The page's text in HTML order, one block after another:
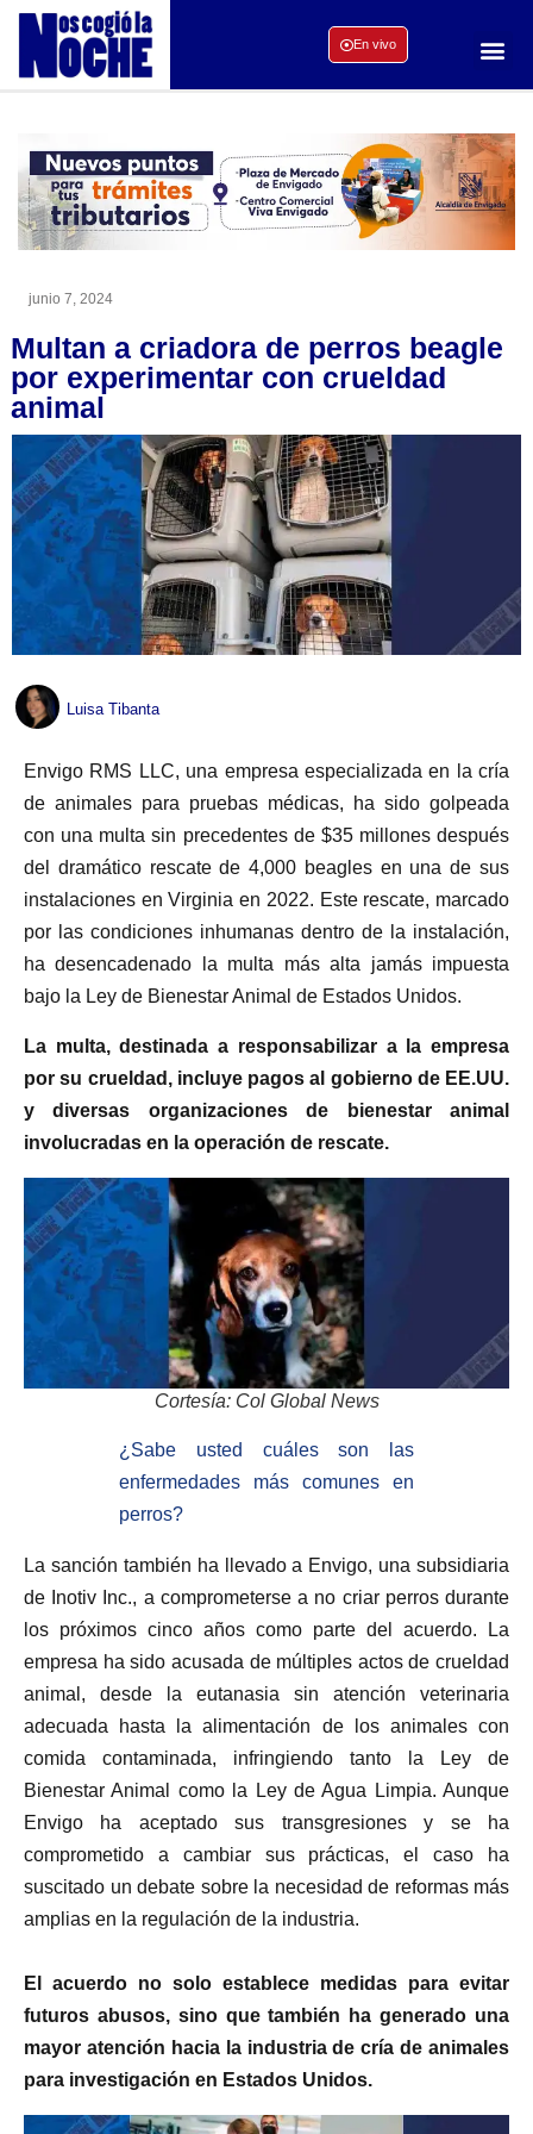
En vivo
junio 7, 2024
Multan a criadora de perros beagle
por experimentar con crueldad
animal
Luisa Tibanta
Envigo RMS LLC, una empresa especializada en la cría
de animales para pruebas médicas, ha sido golpeada
con una multa sin precedentes de $35 millones después
del dramático rescate de 4,000 beagles en una de sus
instalaciones en Virginia en 2022. Este rescate, marcado
por las condiciones inhumanas dentro de la instalación,
ha desencadenado la multa más alta jamás impuesta
bajo la Ley de Bienestar Animal de Estados Unidos.
La multa, destinada a responsabilizar a la empresa
por su crueldad, incluye pagos al gobierno de EE.UU.
y diversas organizaciones de bienestar animal
involucradas en la operación de rescate.
Cortesía: Col Global News
¿Sabe usted cuáles son las
enfermedades más comunes en
perros?
La sanción también ha llevado a Envigo, una subsidiaria
de Inotiv Inc., a comprometerse a no criar perros durante
los próximos cinco años como parte del acuerdo. La
empresa ha sido acusada de múltiples actos de crueldad
animal, desde la eutanasia sin atención veterinaria
adecuada hasta la alimentación de los animales con
comida contaminada, infringiendo tanto la Ley de
Bienestar Animal como la Ley de Agua Limpia. Aunque
Envigo ha aceptado sus transgresiones y se ha
comprometido a cambiar sus prácticas, el caso ha
suscitado un debate sobre la necesidad de reformas más
amplias en la regulación de la industria.
El acuerdo no solo establece medidas para evitar
futuros abusos, sino que también ha generado una
mayor atención hacia la industria de cría de animales
para investigación en Estados Unidos.